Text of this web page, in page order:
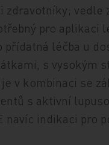
zdravotníky;
pro aplikaci
léčba u
s vysokým
v kombinaci se
s aktivní
navíc indikaci pro